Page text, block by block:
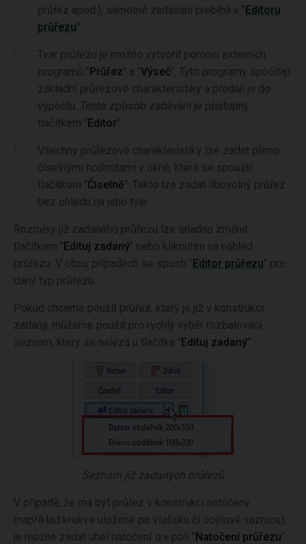
průřez apod.), samotné zadávání probíhá v "Editoru
průřezu".
Tvar průřezu je možno vytvořit pomocí externích
programů "Průřez" a "Výseč". Tyto programy spočítají
základní průřezové charakteristiky a předají je do
výpočtu. Tento způsob zadávání je přístupný
tlačítkem "Editor".
Všechny průřezové charakteristiky lze zadat přímo
číselnými hodnotami v okně, které se spouští
tlačítkem "Číselně". Takto lze zadat libovolný průřez
bez ohledu na jeho tvar.
Rozměry již zadaného průřezu lze snadno změnit
tlačítkem "Edituj zadaný" nebo kliknutím na náhled
průřezu. V obou případech se spustí "Editor průřezu" pro
daný typ průřezu.
Pokud chceme použít průřez, který je již v konstrukci
zadaný, můžeme použít pro rychlý výběr rozbalovací
seznam, který se nalézá u tlačítka "Edituj zadaný".
Seznam již zadaných průřezů
V případě, že má být průřez v konstrukci natočený
(například krokve uložené po vlašsku či ocelové vaznice),
je možné zadat úhel natočení α v poli "Natočení průřezu".